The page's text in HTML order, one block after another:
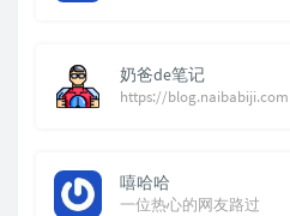
奶爸de笔记
https://blog.naibabiji.com
嘻哈哈
一位热心的网友路过